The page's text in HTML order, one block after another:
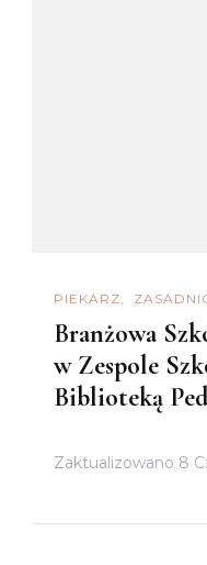
PIEKARZ
Branżowa
w Zespole
Biblioteką
Zaktualizowano 8